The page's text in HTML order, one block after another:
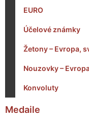
EURO
Účelové známky
Žetony – Evropa,
Nouzovky –
Konvoluty
Medaile